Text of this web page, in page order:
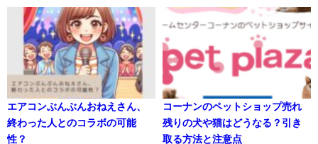
エアコンぶんぶんおねえさん、
終わった人とのコラボの可能
性？
コーナンのペットショップ売れ
残りの犬や猫はどうなる？引き
取る方法と注意点